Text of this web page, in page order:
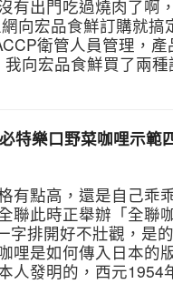
有出門吃過燒肉了啊
向宏品食鮮訂購就搞
衛管人員管理，
向宏品食鮮買了兩
特樂口野菜咖哩示範
有點高，還是自己乖
聯此時正舉辦「全聯
字排開好不壯觀，是
哩是如何傳入日本的
人發明的，西元1954